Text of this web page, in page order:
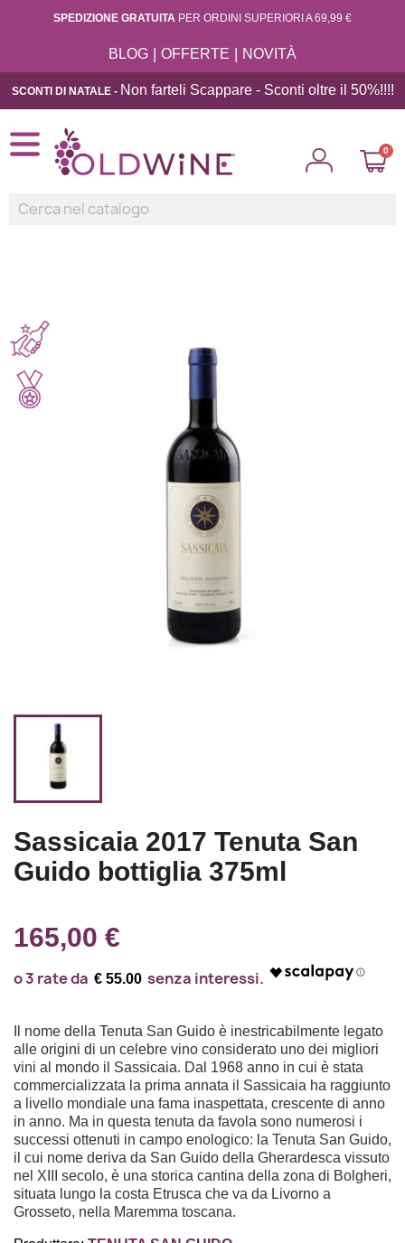
SPEDIZIONE GRATUITA PER ORDINI SUPERIORI A 69,99 €
BLOG | OFFERTE | NOVITÀ
SCONTI DI NATALE - Non farteli Scappare - Sconti oltre il 50%!!!!
Sassicaia 2017 Tenuta San
Guido bottiglia 375ml
165,00 €
€ 55.00
Il nome della Tenuta San Guido è inestricabilmente legato
alle origini di un celebre vino considerato uno dei migliori
vini al mondo il Sassicaia. Dal 1968 anno in cui è stata
commercializzata la prima annata il Sassicaia ha raggiunto
a livello mondiale una fama inaspettata, crescente di anno
in anno. Ma in questa tenuta da favola sono numerosi i
successi ottenuti in campo enologico: la Tenuta San Guido,
il cui nome deriva da San Guido della Gherardesca vissuto
nel XIII secolo, è una storica cantina della zona di Bolgheri,
situata lungo la costa Etrusca che va da Livorno a
Grosseto, nella Maremma toscana.